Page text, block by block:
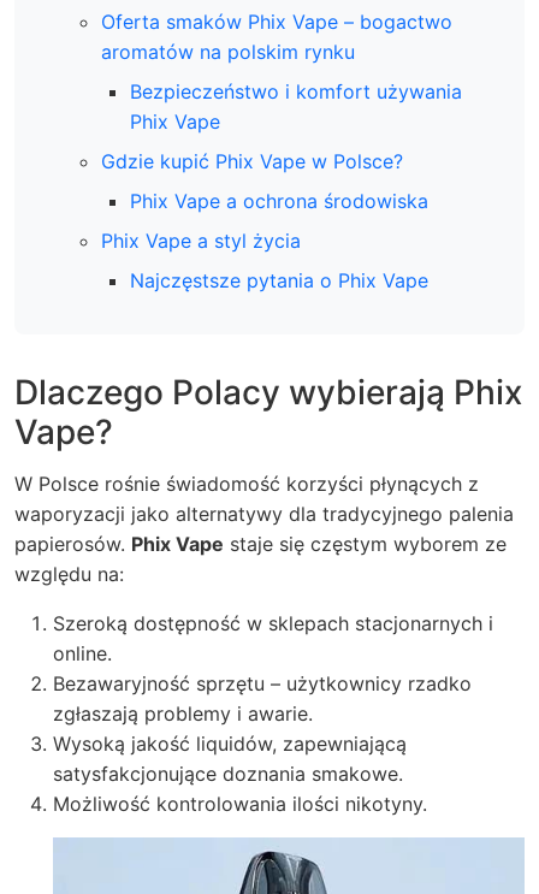
Oferta smaków Phix Vape – bogactwo
aromatów na polskim rynku
Bezpieczeństwo i komfort używania
Phix Vape
Gdzie kupić Phix Vape w Polsce?
Phix Vape a ochrona środowiska
Phix Vape a styl życia
Najczęstsze pytania o Phix Vape
Dlaczego Polacy wybierają Phix
Vape?
W Polsce rośnie świadomość korzyści płynących z
waporyzacji jako alternatywy dla tradycyjnego palenia
papierosów. Phix Vape staje się częstym wyborem ze
względu na:
Szeroką dostępność w sklepach stacjonarnych i
online.
Bezawaryjność sprzętu – użytkownicy rzadko
zgłaszają problemy i awarie.
Wysoką jakość liquidów, zapewniającą
satysfakcjonujące doznania smakowe.
Możliwość kontrolowania ilości nikotyny.